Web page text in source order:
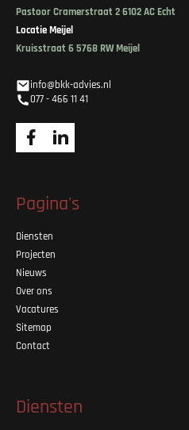
Pastoor Cramerstraat 2 6102 AC Echt
Locatie Meijel
Kruisstraat 6 5768 RW Meijel
info@bkk-advies.nl
077 - 466 11 41
Pagina's
Diensten
Projecten
Nieuws
Over ons
Vacatures
Sitemap
Contact
Diensten